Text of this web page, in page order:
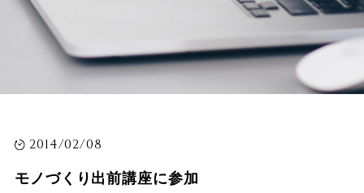
2014/02/08
モノづくり出前講座に参加